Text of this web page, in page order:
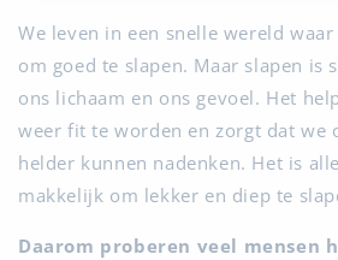
We leven in een snelle wereld
om goed te slapen. Maar slapen is
ons lichaam en ons gevoel. Het
weer fit te worden en zorgt dat we
helder kunnen nadenken. Het is
makkelijk om lekker en diep te
Daarom proberen veel mensen